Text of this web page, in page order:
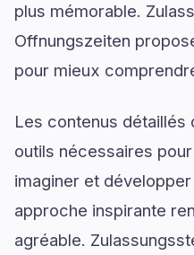
plus mémorable.
Offnungszeiten
pour mieux
Les contenus détaillés
outils nécessaires
imaginer et
approche inspirante
agréable.